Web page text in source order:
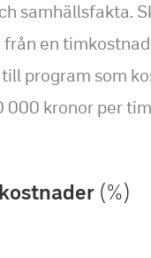
samhällsfakta.
från en
program som
000 kronor per
(%)